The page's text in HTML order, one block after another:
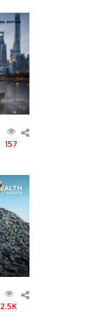
157
2.5K